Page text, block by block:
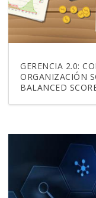
GERENCIA 2.0:
ORGANIZACIÓN
BALANCED